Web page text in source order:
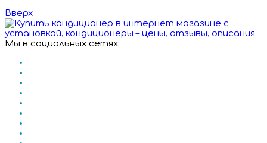
Вверх
Мы в социальных сетях: